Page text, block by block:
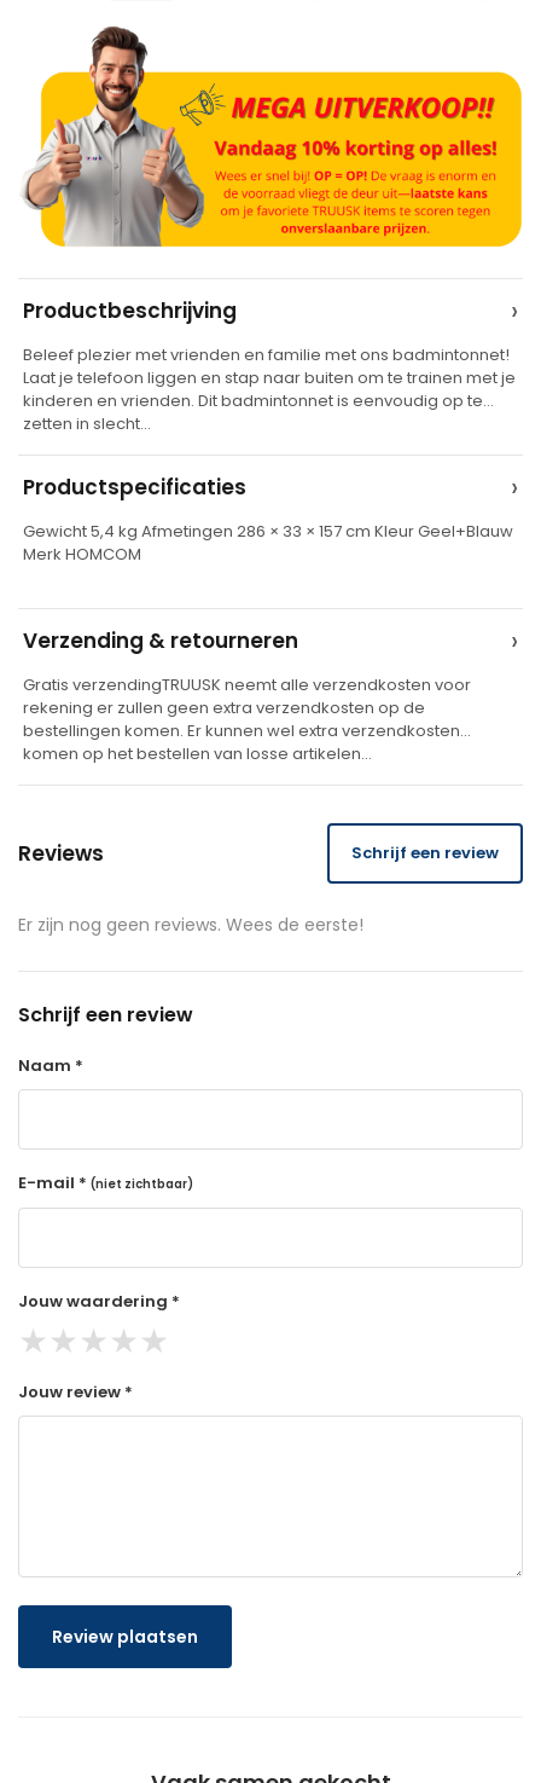
t
e
a
t
e
Productbeschrijving ›
Beleef plezier met vrienden en familie met ons badmintonnet!
Laat je telefoon liggen en stap naar buiten om te trainen met je
kinderen en vrienden. Dit badmintonnet is eenvoudig op te
zetten in slecht…
Productspecificaties ›
Gewicht 5,4 kg Afmetingen 286 × 33 × 157 cm Kleur Geel+Blauw
Merk HOMCOM
Verzending & retourneren ›
Gratis verzendingTRUUSK neemt alle verzendkosten voor
rekening er zullen geen extra verzendkosten op de
bestellingen komen. Er kunnen wel extra verzendkosten
komen op het bestellen van losse artikelen…
Reviews Schrijf een review
Er zijn nog geen reviews. Wees de eerste!
Schrijf een review
Naam *
E-mail * (niet zichtbaar)
Jouw waardering *
★★★★★
Jouw review *
Review plaatsen